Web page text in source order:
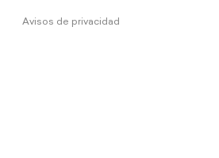
Avisos de privacidad